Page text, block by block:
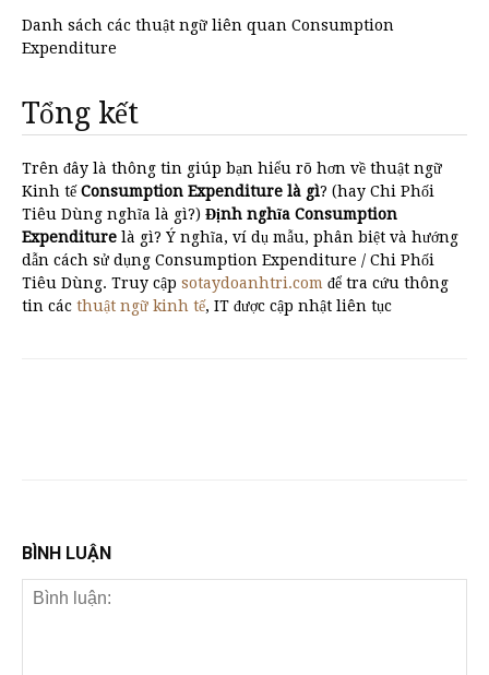
Danh sách các thuật ngữ liên quan Consumption
Expenditure
Tổng kết
Trên đây là thông tin giúp bạn hiểu rõ hơn về thuật ngữ
Kinh tếConsumption Expenditure là gì? (hay Chi Phối
Tiêu Dùng nghĩa là gì?) Định nghĩa Consumption
Expenditure là gì? Ý nghĩa, ví dụ mẫu, phân biệt và hướng
dẫn cách sử dụng Consumption Expenditure / Chi Phối
Tiêu Dùng. Truy cập sotaydoanhtri.com để tra cứu thông
tin các thuật ngữ kinh tế, IT được cập nhật liên tục
BÌNH LUẬN